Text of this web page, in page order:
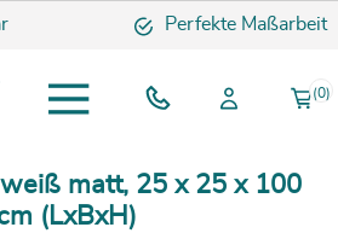
Perfekte Maßarbeit
(0)
matt, 25 x 25 x 100
(LxBxH)